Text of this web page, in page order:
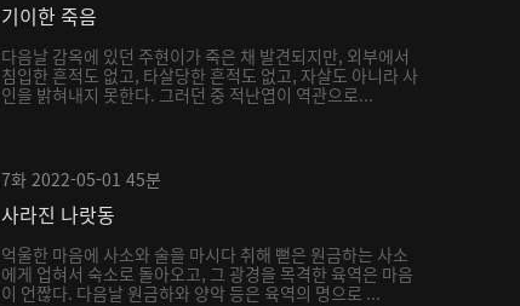
기이한 죽음
다음날 감옥에 있던 주현이가 죽은 채 발견되지만, 외부에서
침입한 흔적도 없고, 타살당한 흔적도 없고, 자살도 아니라 사
인을 밝혀내지 못한다. 그러던 중 적난엽이 역관으로...
7화 2022-05-01 45분
사라진 나랏동
억울한 마음에 사소와 술을 마시다 취해 뻗은 원금하는 사소
에게 업혀서 숙소로 돌아오고, 그 광경을 목격한 육역은 마음
이 언짢다. 다음날 원금하와 양악 등은 육역의 명으로 ...